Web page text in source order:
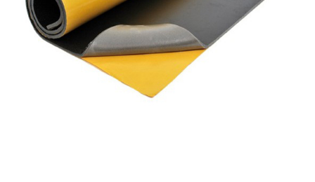
Contact